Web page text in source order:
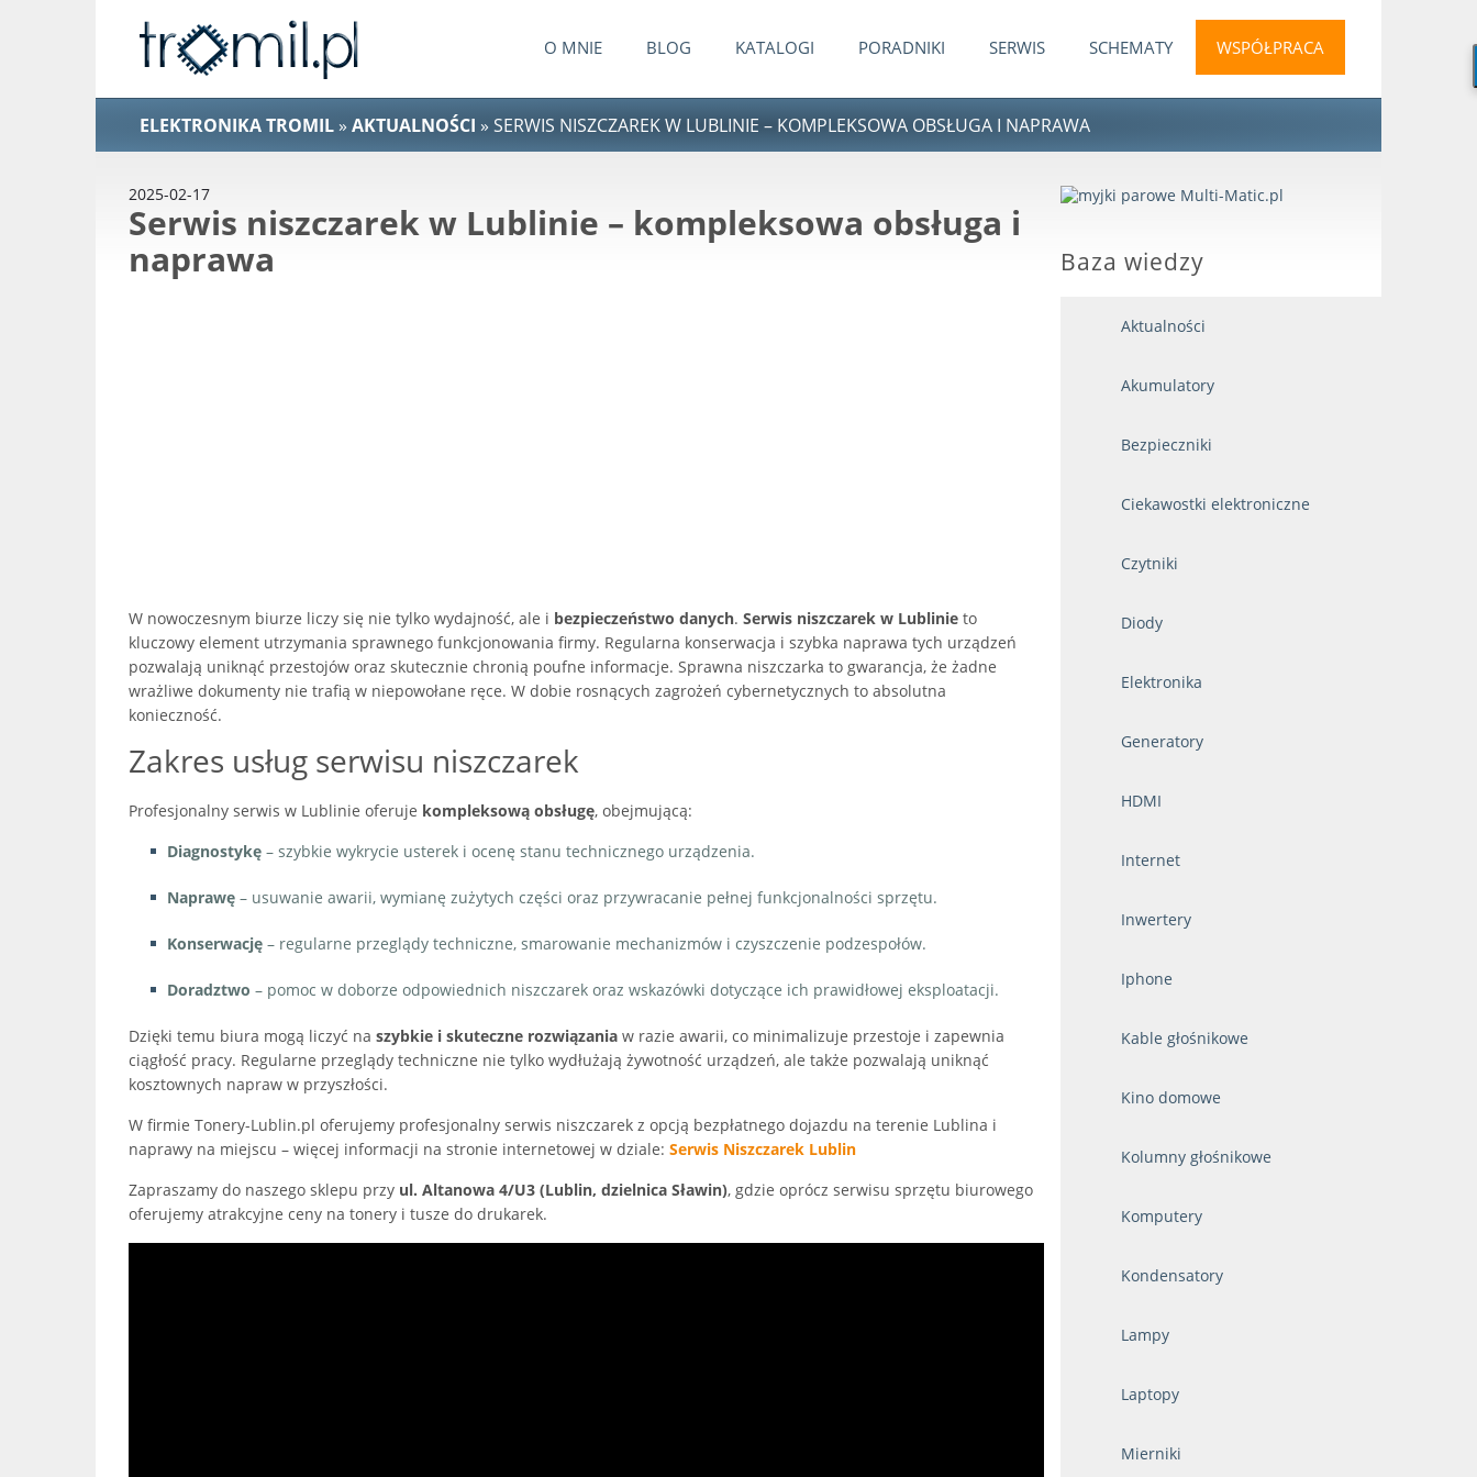
O MNIE BLOG KATALOGI PORADNIKI SERWIS SCHEMATY WSPÓŁPRACA
ELEKTRONIKA TROMIL » AKTUALNOŚCI » SERWIS NISZCZAREK W LUBLINIE – KOMPLEKSOWA OBSŁUGA I NAPRAWA
2025-02-17
Serwis niszczarek w Lublinie – kompleksowa obsługa i
naprawa
W nowoczesnym biurze liczy się nie tylko wydajność, ale i bezpieczeństwo danych. Serwis niszczarek w Lublinie to
kluczowy element utrzymania sprawnego funkcjonowania firmy. Regularna konserwacja i szybka naprawa tych urządzeń
pozwalają uniknąć przestojów oraz skutecznie chronią poufne informacje. Sprawna niszczarka to gwarancja, że żadne
wrażliwe dokumenty nie trafią w niepowołane ręce. W dobie rosnących zagrożeń cybernetycznych to absolutna
konieczność.
Zakres usług serwisu niszczarek
Profesjonalny serwis w Lublinie oferuje kompleksową obsługę, obejmującą:
Diagnostykę – szybkie wykrycie usterek i ocenę stanu technicznego urządzenia.
Naprawę – usuwanie awarii, wymianę zużytych części oraz przywracanie pełnej funkcjonalności sprzętu.
Konserwację – regularne przeglądy techniczne, smarowanie mechanizmów i czyszczenie podzespołów.
Doradztwo – pomoc w doborze odpowiednich niszczarek oraz wskazówki dotyczące ich prawidłowej eksploatacji.
Dzięki temu biura mogą liczyć na szybkie i skuteczne rozwiązania w razie awarii, co minimalizuje przestoje i zapewnia
ciągłość pracy. Regularne przeglądy techniczne nie tylko wydłużają żywotność urządzeń, ale także pozwalają uniknąć
kosztownych napraw w przyszłości.
W firmie Tonery-Lublin.pl oferujemy profesjonalny serwis niszczarek z opcją bezpłatnego dojazdu na terenie Lublina i
naprawy na miejscu – więcej informacji na stronie internetowej w dziale: Serwis Niszczarek Lublin
Zapraszamy do naszego sklepu przy ul. Altanowa 4/U3 (Lublin, dzielnica Sławin), gdzie oprócz serwisu sprzętu biurowego
oferujemy atrakcyjne ceny na tonery i tusze do drukarek.
Baza wiedzy
Aktualności
Akumulatory
Bezpieczniki
Ciekawostki elektroniczne
Czytniki
Diody
Elektronika
Generatory
HDMI
Internet
Inwertery
Iphone
Kable głośnikowe
Kino domowe
Kolumny głośnikowe
Komputery
Kondensatory
Lampy
Laptopy
Mierniki